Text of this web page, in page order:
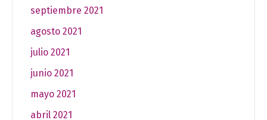
septiembre 2021
agosto 2021
julio 2021
junio 2021
mayo 2021
abril 2021